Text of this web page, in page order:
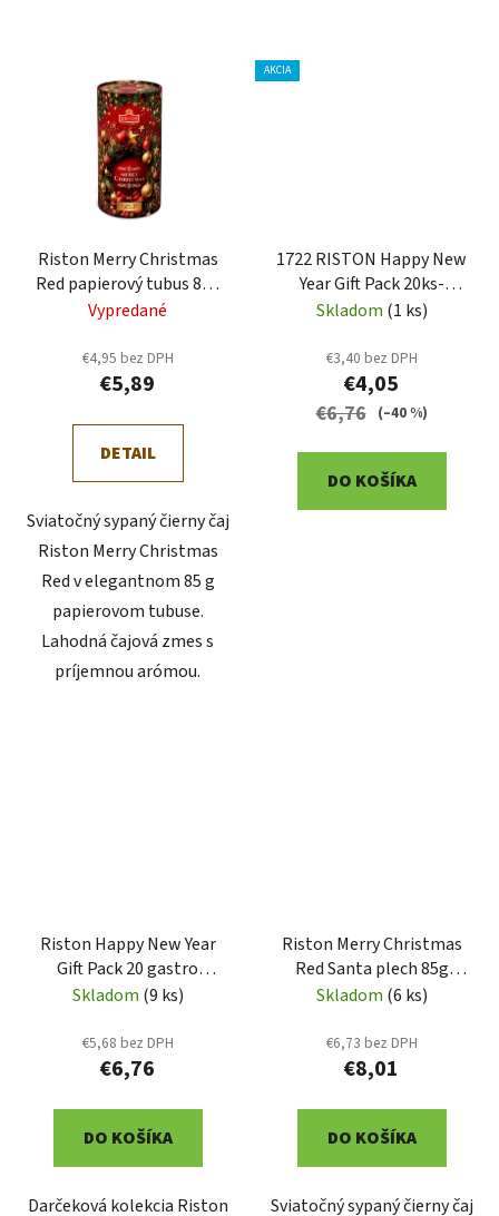
Riston Merry Christmas
Red papierový tubus 85g
(1723)
Vypredané
€4,95 bez DPH
€5,89
DETAIL
Sviatočný sypaný čierny čaj
Riston Merry Christmas
Red v elegantnom 85 g
papierovom tubuse.
Lahodná čajová zmes s
príjemnou arómou.
AKCIA
1722 RISTON Happy New
Year Gift Pack 20ks-
spučený obal
Skladom (1 ks)
€3,40 bez DPH
€4,05
€6,76 (–40 %)
DO KOŠÍKA
Riston Happy New Year
Gift Pack 20 gastro
sáčkov (1722)
Skladom (9 ks)
€5,68 bez DPH
€6,76
DO KOŠÍKA
Darčeková kolekcia Riston
Riston Merry Christmas
Red Santa plech 85g
(1718)
Skladom (6 ks)
€6,73 bez DPH
€8,01
DO KOŠÍKA
Sviatočný sypaný čierny čaj